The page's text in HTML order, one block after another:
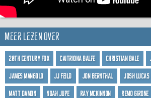
Meer lezen over
20th Century Fox Caitriona Balfe Christian Bale
James Mangold JJ Feild Jon Bernthal Josh Lucas
Matt Damon Noah Jupe Ray McKinnon Remo Girone